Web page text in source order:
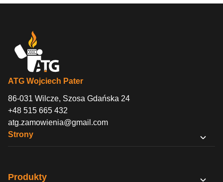
ATG Wojciech Pater
86-031 Wilcze, Szosa Gdańska 24
+48 515 665 432
atg.zamowienia@gmail.com
Strony
Produkty